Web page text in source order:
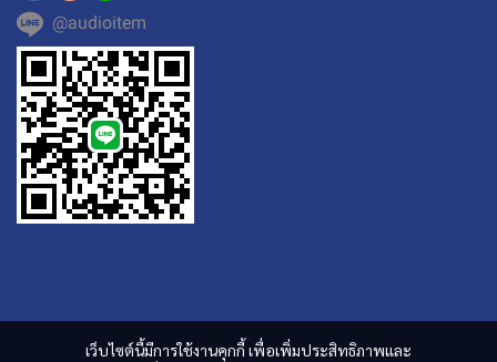
เว็บไซต์นี้มีการใช้งานคุกกี้ เพื่อเพิ่มประสิทธิภาพและ
@audioitem